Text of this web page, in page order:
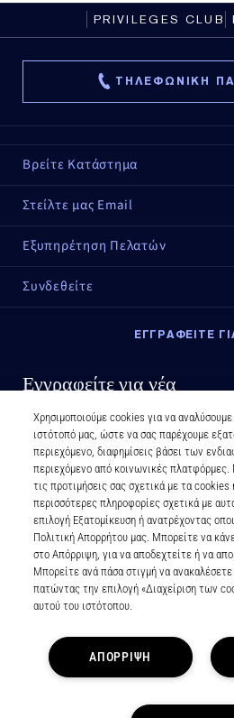
PRIVILEGES CLUB
ΤΗΛΕΦΩΝΙΚΗ
Βρείτε Κατάστημα
Στείλτε μας Email
Εξυπηρέτηση Πελατών
Συνδεθείτε
ΕΓΓΡΑΦΕΙΤΕ
Εγγραφείτε για νέα
Χρησιμοποιούμε cookies για να
ιστότοπό μας, ώστε να σας παρέχουμε
περιεχόμενο, διαφημίσεις βάσει των
περιεχόμενο από κοινωνικές
τις προτιμήσεις σας σχετικά με τα
περισσότερες πληροφορίες σχετικά με
επιλογή Εξατομίκευση ή ανατρέχοντας
Πολιτική Απορρήτου μας. Μπορείτε να
στο Απόρριψη, για να αποδεχτείτε ή να
Μπορείτε ανά πάσα στιγμή να
πατώντας την επιλογή «Διαχείριση των
αυτού του ιστότοπου.
ΑΠΟΡΡΙΨΗ